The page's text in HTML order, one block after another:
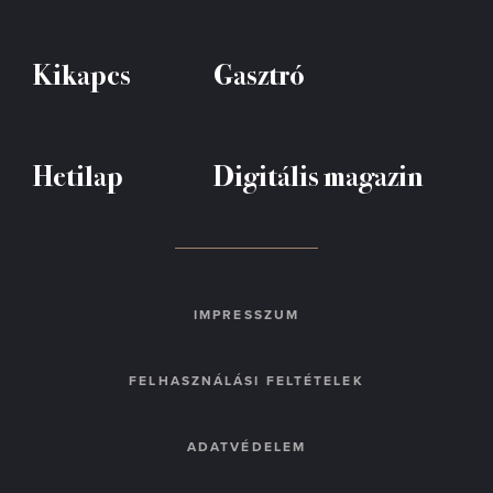
Kikapcs Gasztró
Hetilap Digitális magazin
IMPRESSZUM
FELHASZNÁLÁSI FELTÉTELEK
ADATVÉDELEM